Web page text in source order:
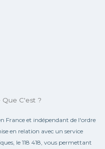
Que C'est ?
France et indépendant de l'ordre
en relation avec un service
le 118 418, vous permettant